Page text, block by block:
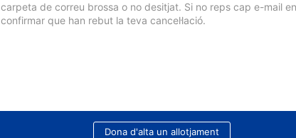
carpeta de correu brossa o no desitjat. Si no reps cap e-mail
confirmar que han rebut la teva cancel·lació.
Dona d'alta un allotjament